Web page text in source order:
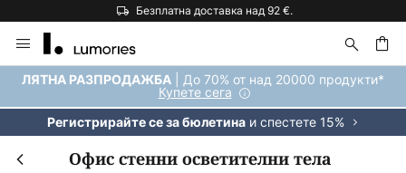
Безплатна доставка над 92 €.
Прескачане
към
съдържанието
ЛЯТНА РАЗПРОДАЖБА | До 70% от над 20000 продукти*
Купете сега
Регистрирайте се за бюлетинаи спестете 15%
Офис стенни осветителни тела